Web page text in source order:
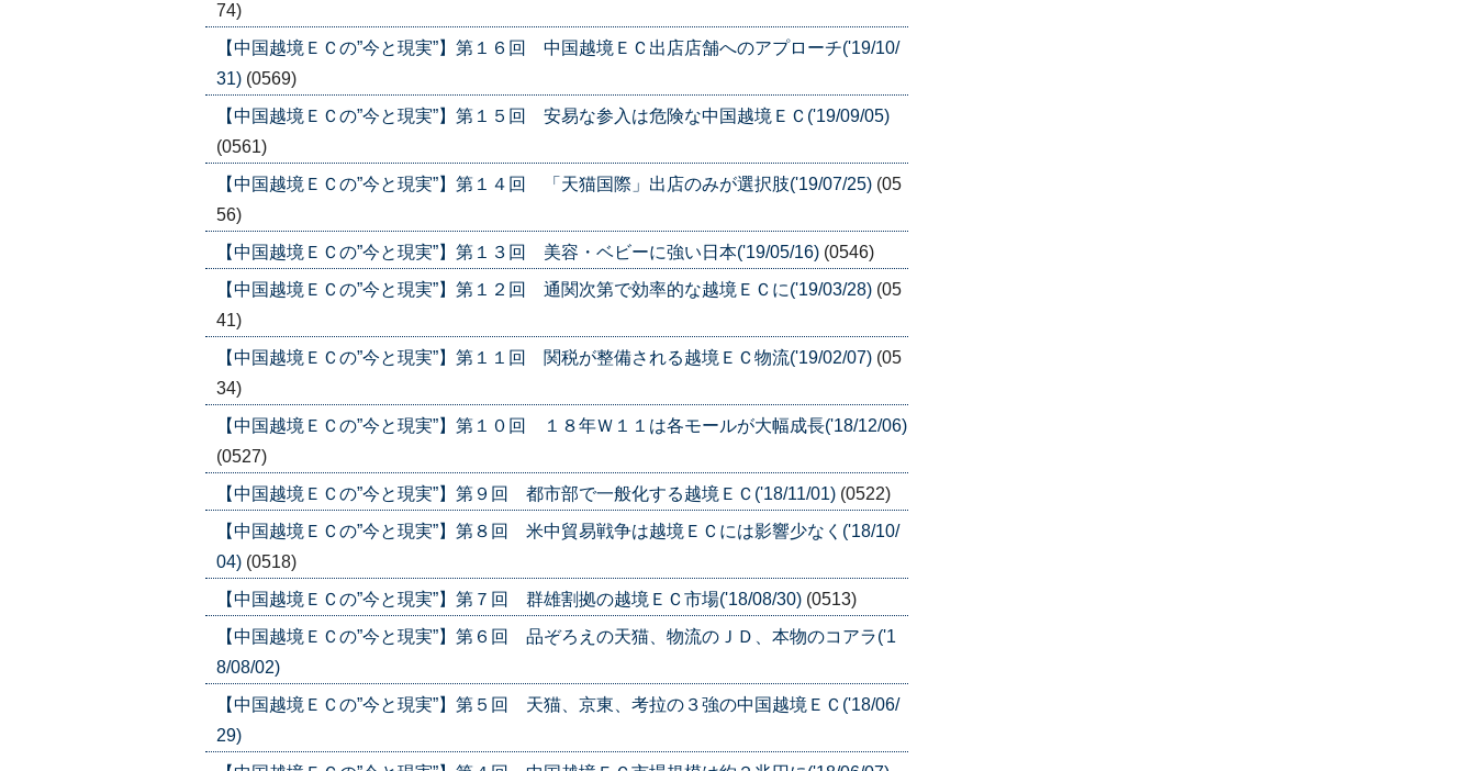
74)
【中国越境ＥＣの”今と現実”】第１６回 中国越境ＥＣ出店店舗へのアプローチ('19/10/
31) (0569)
【中国越境ＥＣの”今と現実”】第１５回 安易な参入は危険な中国越境ＥＣ('19/09/05)
(0561)
【中国越境ＥＣの”今と現実”】第１４回 「天猫国際」出店のみが選択肢('19/07/25) (05
56)
【中国越境ＥＣの”今と現実”】第１３回 美容・ベビーに強い日本('19/05/16) (0546)
【中国越境ＥＣの”今と現実”】第１２回 通関次第で効率的な越境ＥＣに('19/03/28) (05
41)
【中国越境ＥＣの”今と現実”】第１１回 関税が整備される越境ＥＣ物流('19/02/07) (05
34)
【中国越境ＥＣの”今と現実”】第１０回 １８年Ｗ１１は各モールが大幅成長('18/12/06)
(0527)
【中国越境ＥＣの”今と現実”】第９回 都市部で一般化する越境ＥＣ('18/11/01) (0522)
【中国越境ＥＣの”今と現実”】第８回 米中貿易戦争は越境ＥＣには影響少なく('18/10/
04) (0518)
【中国越境ＥＣの”今と現実”】第７回 群雄割拠の越境ＥＣ市場('18/08/30) (0513)
【中国越境ＥＣの”今と現実”】第６回 品ぞろえの天猫、物流のＪＤ、本物のコアラ('1
8/08/02)
【中国越境ＥＣの”今と現実”】第５回 天猫、京東、考拉の３強の中国越境ＥＣ('18/06/
29)